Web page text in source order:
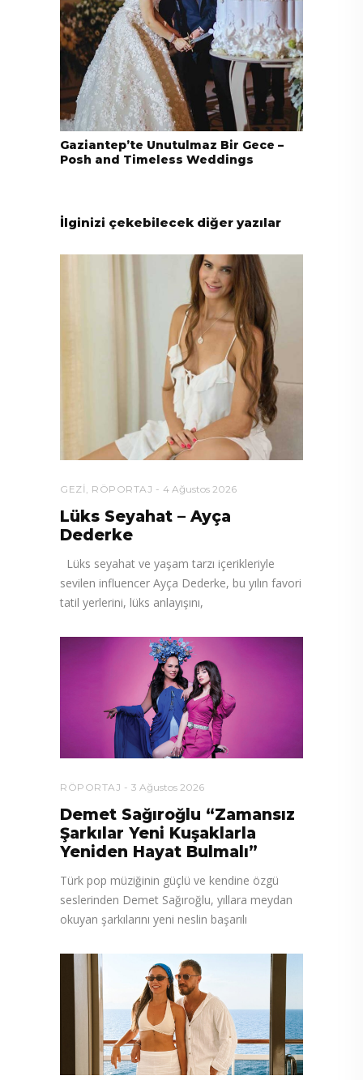
Gaziantep’te Unutulmaz Bir Gece –
Posh and Timeless Weddings
İlginizi çekebilecek diğer yazılar
GEZI , RÖPORTAJ 4 Ağustos 2026
Lüks Seyahat – Ayça
Dederke
Lüks seyahat ve yaşam tarzı içerikleriyle
sevilen influencer Ayça Dederke, bu yılın favori
tatil yerlerini, lüks anlayışını,
RÖPORTAJ 3 Ağustos 2026
Demet Sağıroğlu “Zamansız
Şarkılar Yeni Kuşaklarla
Yeniden Hayat Bulmalı”
Türk pop müziğinin güçlü ve kendine özgü
seslerinden Demet Sağıroğlu, yıllara meydan
okuyan şarkılarını yeni neslin başarılı